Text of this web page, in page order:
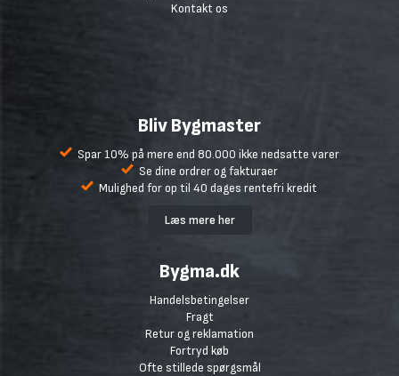
Kontakt os
Bliv Bygmaster
Spar 10% på mere end 80.000 ikke nedsatte varer
Se dine ordrer og fakturaer
Mulighed for op til 40 dages rentefri kredit
Læs mere her
Bygma.dk
Handelsbetingelser
Fragt
Retur og reklamation
Fortryd køb
Ofte stillede spørgsmål